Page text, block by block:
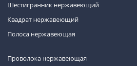
Шестигранник нержавеющий
Квадрат нержавеющий
Полоса нержавеющая
Проволока нержавеющая